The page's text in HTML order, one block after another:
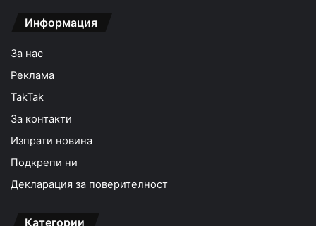
Информация
За нас
Реклама
TakTak
За контакти
Изпрати новина
Подкрепи ни
Декларация за поверителност
Категории